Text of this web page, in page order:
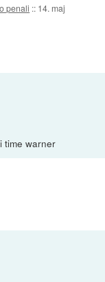
penali :: 14. maj
time warner